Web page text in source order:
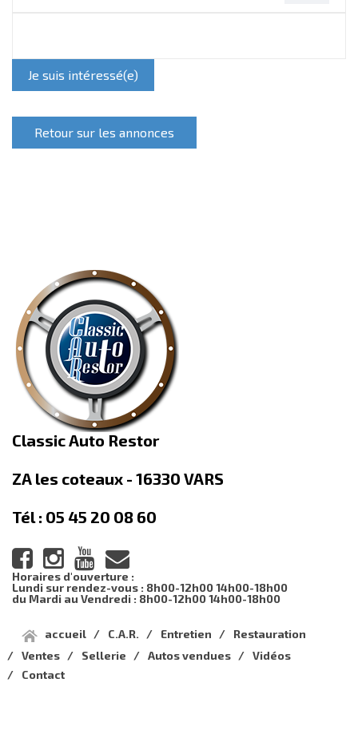
Je suis intéressé(e)
Retour sur les annonces
Classic Auto Restor
ZA les coteaux - 16330 VARS
Tél : 05 45 20 08 60
Horaires d'ouverture :
Lundi sur rendez-vous : 8h00-12h00 14h00-18h00
du Mardi au Vendredi : 8h00-12h00 14h00-18h00
accueil C.A.R. Entretien
Restauration
Ventes
Sellerie Autos vendues
Vidéos
Contact